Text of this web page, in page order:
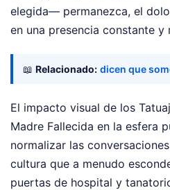
elegida— permanezca, el
en una presencia constante
📖 Relacionado: dicen que
El impacto visual de los
Madre Fallecida en la esfera
normalizar las
cultura que a menudo
puertas de hospital y